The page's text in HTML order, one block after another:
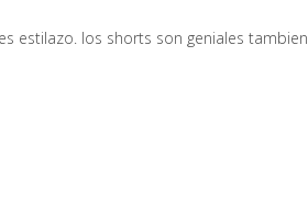
estilazo. los shorts son geniales tambien